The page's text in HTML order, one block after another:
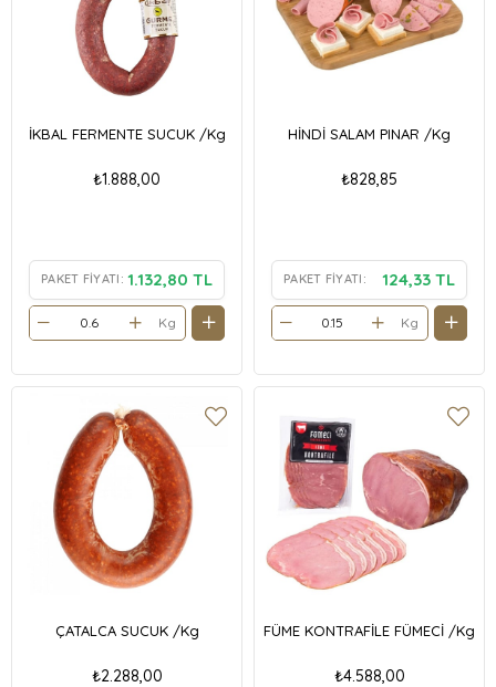
İKBAL FERMENTE SUCUK /Kg
₺1.888,00
PAKET FIYATI: 1.132,80 TL
Kg
HİNDİ SALAM PINAR /Kg
₺828,85
PAKET FIYATI: 124,33 TL
Kg
ÇATALCA SUCUK /Kg
₺2.288,00
FÜME KONTRAFİLE FÜMECİ /Kg
₺4.588,00